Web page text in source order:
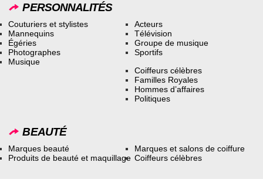
PERSONNALITÉS
Couturiers et stylistes
Mannequins
Égéries
Photographes
Musique
Acteurs
Télévision
Groupe de musique
Sportifs
Coiffeurs célèbres
Familles Royales
Hommes d’affaires
Politiques
BEAUTÉ
Marques beauté
Produits de beauté et maquillage
Marques et salons de coiffure
Coiffeurs célèbres